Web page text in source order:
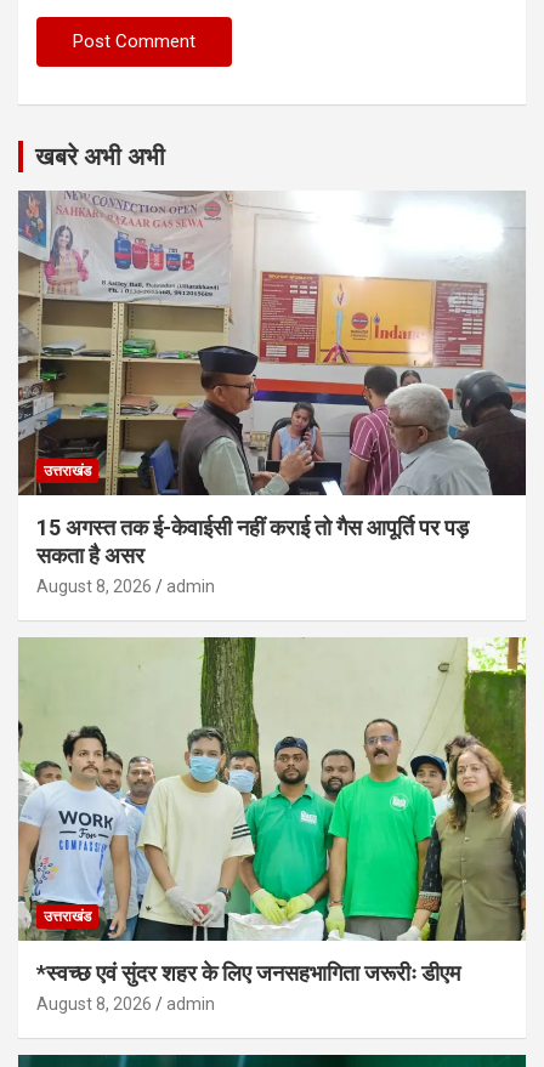
खबरे अभी अभी
उत्तराखंड
15 अगस्त तक ई-केवाईसी नहीं कराई तो गैस आपूर्ति पर पड़
सकता है असर
August 8, 2026 admin
उत्तराखंड
*स्वच्छ एवं सुंदर शहर के लिए जनसहभागिता जरूरीः डीएम
August 8, 2026 admin